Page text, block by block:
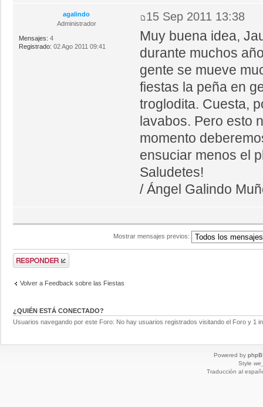
agalindo
Administrador
Mensajes: 4
Registrado: 02 Ago 2011 09:41
15 Sep 2011 13:38
Muy buena idea,
durante muchos
gente se mueve
fiestas la peña en
troglodita. Cuesta,
lavabos. Pero esto
momento
ensuciar menos el
Saludetes!
/ Ángel Galindo
Mostrar mensajes previos:
Volver a Feedback sobre las Fiestas
¿QUIÉN ESTÁ CONECTADO?
Usuarios navegando por este Foro: No hay usuarios registrados visitando el Foro y 1
Powered by
Style
Traducción al